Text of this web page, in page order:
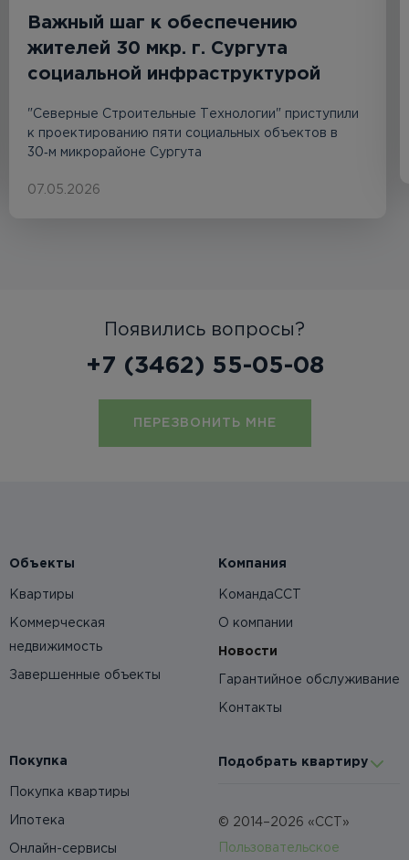
Важный шаг к обеспечению
жителей 30 мкр. г. Сургута
социальной инфраструктурой
"Северные Строительные Технологии" приступили
к проектированию пяти социальных объектов в
30‑м микрорайоне Сургута
07.05.2026
Появились вопросы?
+7 (3462) 55-05-08
ПЕРЕЗВОНИТЬ МНЕ
Объекты
Квартиры
Коммерческая
недвижимость
Завершенные объекты
Компания
КомандаССТ
О компании
Новости
Гарантийное обслуживание
Контакты
Покупка
Покупка квартиры
Ипотека
Онлайн-сервисы
Подобрать квартиру
© 2014–2026 «ССТ»
Пользовательское